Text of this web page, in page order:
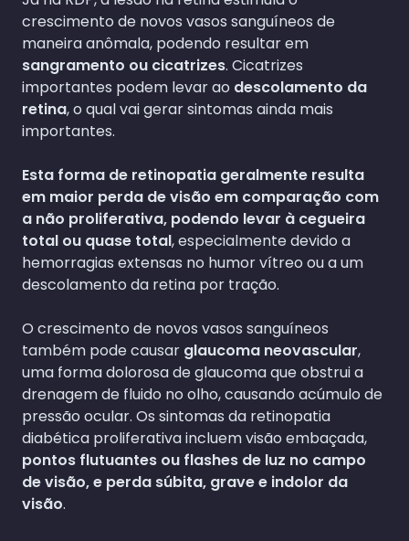
crescimento de novos vasos sanguíneos de
maneira anômala, podendo resultar em
sangramento ou cicatrizes. Cicatrizes
importantes podem levar ao descolamento da
retina, o qual vai gerar sintomas ainda mais
importantes.
Esta forma de retinopatia geralmente resulta
em maior perda de visão em comparação com
a não proliferativa, podendo levar à cegueira
total ou quase total, especialmente devido a
hemorragias extensas no humor vítreo ou a um
descolamento da retina por tração.
O crescimento de novos vasos sanguíneos
também pode causar glaucoma neovascular,
uma forma dolorosa de glaucoma que obstrui a
drenagem de fluido no olho, causando acúmulo de
pressão ocular. Os sintomas da retinopatia
diabética proliferativa incluem visão embaçada,
pontos flutuantes ou flashes de luz no campo
de visão, e perda súbita, grave e indolor da
visão.